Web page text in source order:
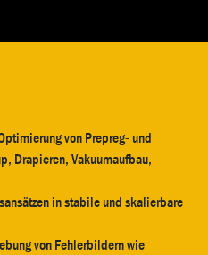
von Prepreg- und
Drapieren, Vakuumaufbau,
in stabile und skalierbare
von Fehlerbildern wie